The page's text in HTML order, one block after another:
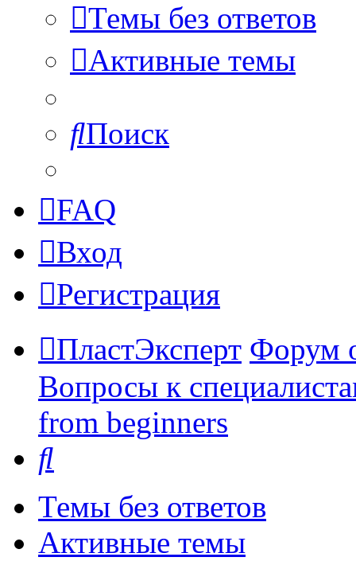
Темы без ответов
Активные темы
Поиск
FAQ
Вход
Регистрация
ПластЭксперт Форум
Вопросы к
from beginners
Темы без ответов
Активные темы